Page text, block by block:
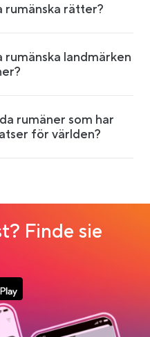
rumänska rätter?
rumänska landmärken
rumäner som har
för världen?
Finde sie
a new tab
Download